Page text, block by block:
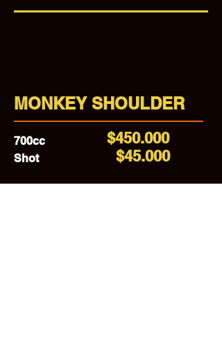
MONKEY SHOULDER
700cc
Shot
$450.000
$45.000